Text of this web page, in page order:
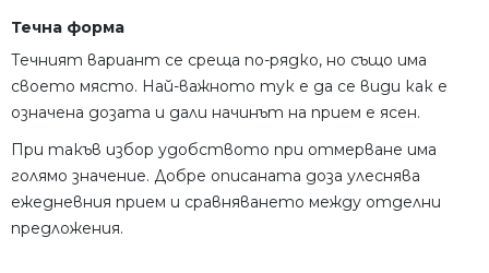
Течна форма
Течният вариант се среща по-рядко, но също има
своето място. Най-важното тук е да се види как е
означена дозата и дали начинът на прием е ясен.
При такъв избор удобството при отмерване има
голямо значение. Добре описаната доза улеснява
ежедневния прием и сравняването между отделни
предложения.